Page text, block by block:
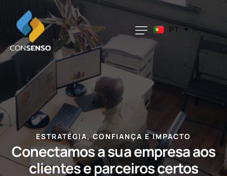
PT
DE
CA
ESTRATÉGIA, CONFIANÇA E IMPACTO
Conectamos a sua empresa aos
clientes e parceiros certos